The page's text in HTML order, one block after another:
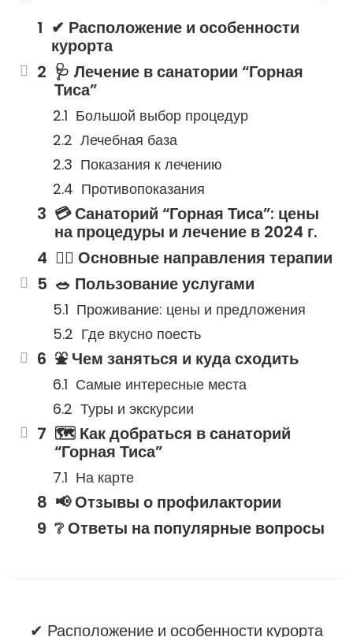
✔ Расположение и особенности
курорта
🩺 Лечение в санатории “Горная
Тиса”
Большой выбор процедур
Лечебная база
Показания к лечению
Противопоказания
💳 Санаторий “Горная Тиса”: цены
на процедуры и лечение в 2024 г.
👩‍⚕️ Основные направления терапии
🥗 Пользование услугами
Проживание: цены и предложения
Где вкусно поесть
⛲ Чем заняться и куда сходить
Самые интересные места
Туры и экскурсии
🗺 Как добраться в санаторий
“Горная Тиса”
На карте
📢 Отзывы о профилактории
❔ Ответы на популярные вопросы
✔ Расположение и особенности курорта